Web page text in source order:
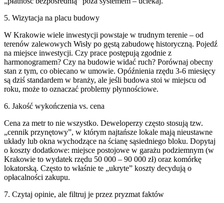
5. Wizytacja na placu budowy
W Krakowie wiele inwestycji powstaje w trudnym terenie – od
terenów zalewowych Wisły po gęstą zabudowę historyczną. Pojedź
na miejsce inwestycji. Czy prace postępują zgodnie z
harmonogramem? Czy na budowie widać ruch? Porównaj obecny
stan z tym, co obiecano w umowie. Opóźnienia rzędu 3-6 miesięcy
są dziś standardem w branży, ale jeśli budowa stoi w miejscu od
roku, może to oznaczać problemy płynnościowe.
6. Jakość wykończenia vs. cena
Cena za metr to nie wszystko. Deweloperzy często stosują tzw.
„cennik przynętowy”, w którym najtańsze lokale mają nieustawne
układy lub okna wychodzące na ścianę sąsiedniego bloku. Dopytaj
o koszty dodatkowe: miejsce postojowe w garażu podziemnym (w
Krakowie to wydatek rzędu 50 000 – 90 000 zł) oraz komórkę
lokatorską. Często to właśnie te „ukryte” koszty decydują o
opłacalności zakupu.
7. Czytaj opinie, ale filtruj je przez pryzmat faktów